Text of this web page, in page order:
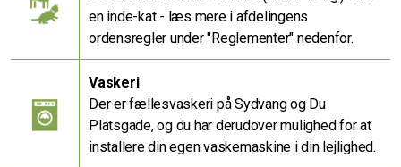
en inde-kat - læs mere i afdelingens
ordensregler under "Reglementer" nedenfor.
Vaskeri
Der er fællesvaskeri på Sydvang og Du
Platsgade, og du har derudover mulighed for at
installere din egen vaskemaskine i din lejlighed.